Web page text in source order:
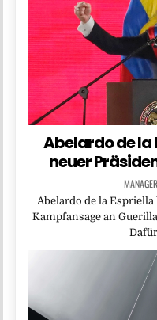
Abelardo de la
neuer
MANAGER
Abelardo de la
Kampfansage an